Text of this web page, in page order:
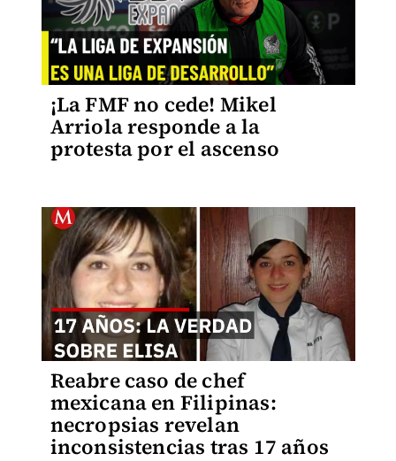
¡La FMF no cede! Mikel
Arriola responde a la
protesta por el ascenso
Reabre caso de chef
mexicana en Filipinas:
necropsias revelan
inconsistencias tras 17 años